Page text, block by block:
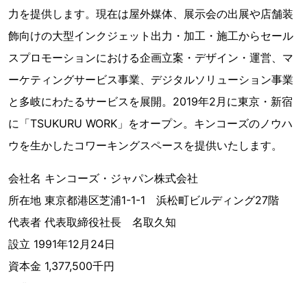
力を提供します。現在は屋外媒体、展示会の出展や店舗装
飾向けの大型インクジェット出力・加工・施工からセール
スプロモーションにおける企画立案・デザイン・運営、マ
ーケティングサービス事業、デジタルソリューション事業
と多岐にわたるサービスを展開。2019年2月に東京・新宿
に「TSUKURU WORK」をオープン。キンコーズのノウハ
ウを生かしたコワーキングスペースを提供いたします。
会社名 キンコーズ・ジャパン株式会社
所在地 東京都港区芝浦1-1-1 浜松町ビルディング27階
代表者 代表取締役社長 名取久知
設立 1991年12月24日
資本金 1,377,500千円